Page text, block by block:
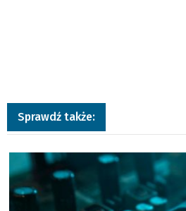
Sprawdź także:
a